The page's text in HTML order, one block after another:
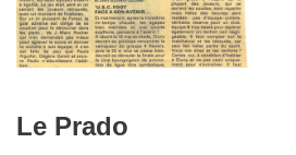
Le Prado